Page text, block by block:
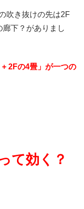
吹き抜けの先は2F
下？がありまし
+ 2Fの4畳」が一つの
て効く？